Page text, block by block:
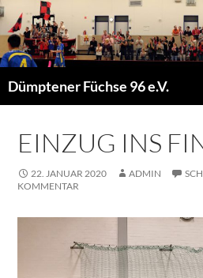
Dümptener Füchse 96 e.V.
SPRINGEN
EINZUG INS
22. JANUAR 2020 ADMIN
KOMMENTAR